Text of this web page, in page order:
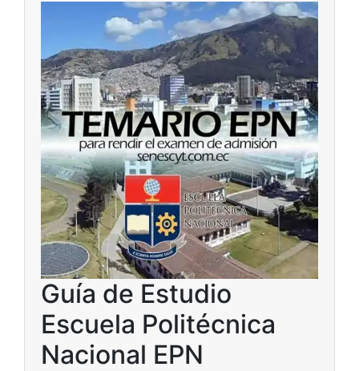
Guía de Estudio
Escuela Politécnica
Nacional EPN